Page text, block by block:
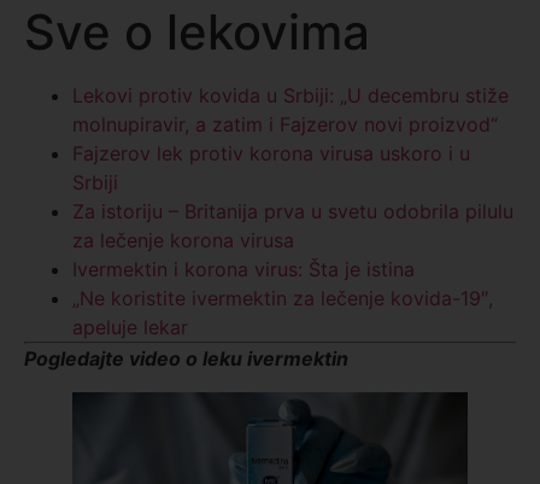
Sve o lekovima
Lekovi protiv kovida u Srbiji: „U decembru stiže
molnupiravir, a zatim i Fajzerov novi proizvod“
Fajzerov lek protiv korona virusa uskoro i u
Srbiji
Za istoriju – Britanija prva u svetu odobrila pilulu
za lečenje korona virusa
Ivermektin i korona virus: Šta je istina
„Ne koristite ivermektin za lečenje kovida-19″,
apeluje lekar
Pogledajte video o leku ivermektin